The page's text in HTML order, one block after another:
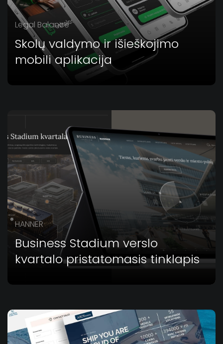
Legal Balance
Skolų valdymo ir išieškojimo
mobili aplikacija
HANNER
Business Stadium verslo
kvartalo pristatomasis tinklapis